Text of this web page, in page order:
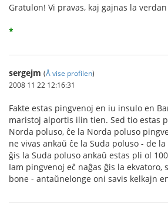
Gratulon! Vi pravas, kaj gajnas la
*
sergejm (Å vise profilen)
2008 11 22 12:16:31
Fakte estas pingvenoj en iu insulo en
maristoj alportis ilin tien. Sed tio estas
Norda poluso, ĉe la Norda poluso
ne vivas ankaŭ ĉe la Suda poluso - de
ĝis la Suda poluso ankaŭ estas pli ol
Iam pingvenoj eĉ naĝas ĝis la ekvatoro,
bone - antaŭnelonge oni savis kelkajn